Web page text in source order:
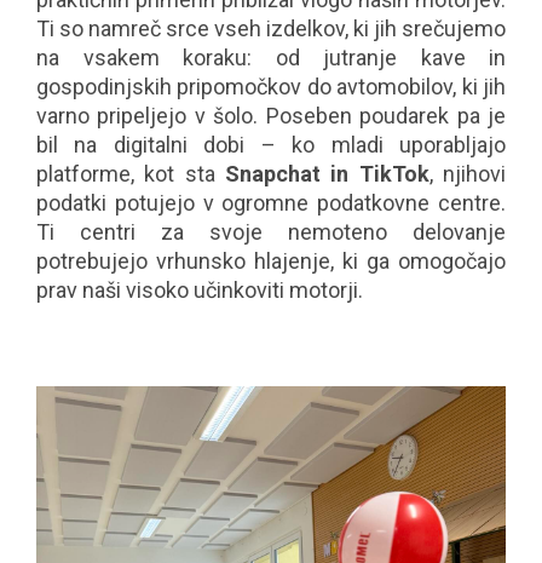
Ti so namreč srce vseh izdelkov, ki jih srečujemo
na vsakem koraku: od jutranje kave in
gospodinjskih pripomočkov do avtomobilov, ki jih
varno pripeljejo v šolo. Poseben poudarek pa je
bil na digitalni dobi – ko mladi uporabljajo
platforme, kot sta Snapchat in TikTok, njihovi
podatki potujejo v ogromne podatkovne centre.
Ti centri za svoje nemoteno delovanje
potrebujejo vrhunsko hlajenje, ki ga omogočajo
prav naši visoko učinkoviti motorji.